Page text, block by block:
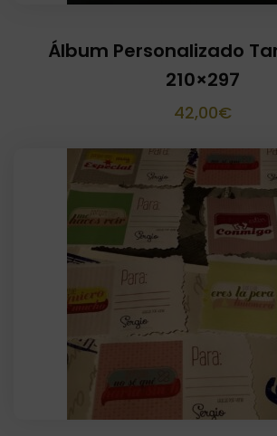
Álbum Personalizado
210×297
42,00€